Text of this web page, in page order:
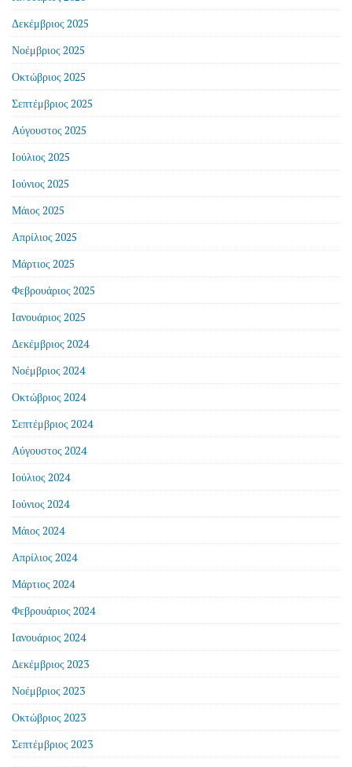
Δεκέμβριος 2025
Νοέμβριος 2025
Οκτώβριος 2025
Σεπτέμβριος 2025
Αύγουστος 2025
Ιούλιος 2025
Ιούνιος 2025
Μάιος 2025
Απρίλιος 2025
Μάρτιος 2025
Φεβρουάριος 2025
Ιανουάριος 2025
Δεκέμβριος 2024
Νοέμβριος 2024
Οκτώβριος 2024
Σεπτέμβριος 2024
Αύγουστος 2024
Ιούλιος 2024
Ιούνιος 2024
Μάιος 2024
Απρίλιος 2024
Μάρτιος 2024
Φεβρουάριος 2024
Ιανουάριος 2024
Δεκέμβριος 2023
Νοέμβριος 2023
Οκτώβριος 2023
Σεπτέμβριος 2023